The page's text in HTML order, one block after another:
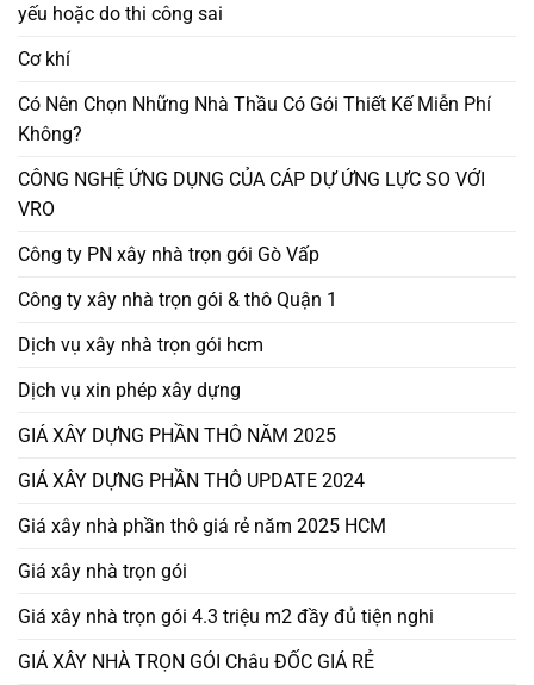
yếu hoặc do thi công sai
Cơ khí
Có Nên Chọn Những Nhà Thầu Có Gói Thiết Kế Miễn Phí
Không?
CÔNG NGHỆ ỨNG DỤNG CỦA CÁP DỰ ỨNG LỰC SO VỚI
VRO
Công ty PN xây nhà trọn gói Gò Vấp
Công ty xây nhà trọn gói & thô Quận 1
Dịch vụ xây nhà trọn gói hcm
Dịch vụ xin phép xây dựng
GIÁ XÂY DỰNG PHẦN THÔ NĂM 2025
GIÁ XÂY DỰNG PHẦN THÔ UPDATE 2024
Giá xây nhà phần thô giá rẻ năm 2025 HCM
Giá xây nhà trọn gói
Giá xây nhà trọn gói 4.3 triệu m2 đầy đủ tiện nghi
GIÁ XÂY NHÀ TRỌN GÓI Châu ĐỐC GIÁ RẺ